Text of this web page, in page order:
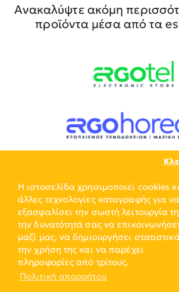
Η ιστοσελίδα χρησιμοποιεί cookies
άλλες τεχνολογίες καταγραφής για να
εξασφαλίσει την σωστή λειτουργία
την δυνατότητά σας να
μαζί μας, να δημιουργήσει
την χρήση της και να παρέχει
πληροφορίες από τρίτους.
Πολιτική απορρήτου
Ανακαλύψτε ακόμη
προϊόντα μέσα από τα
Copyright © 2024, ERGO-GROUP, All